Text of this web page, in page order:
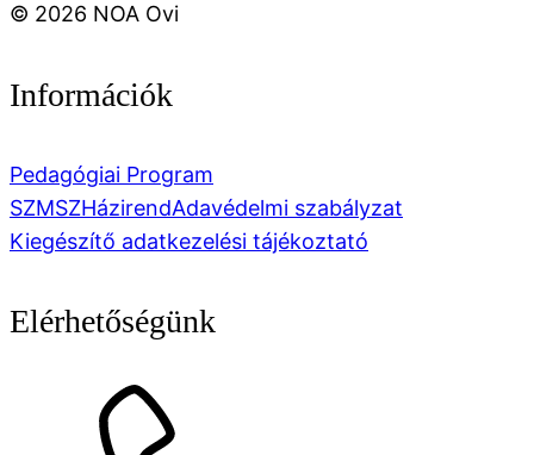
© 2026 NOA Ovi
Információk
Pedagógiai Program
SZMSZHázirendAdavédelmi szabályzat
Kiegészítő adatkezelési tájékoztató
Elérhetőségünk